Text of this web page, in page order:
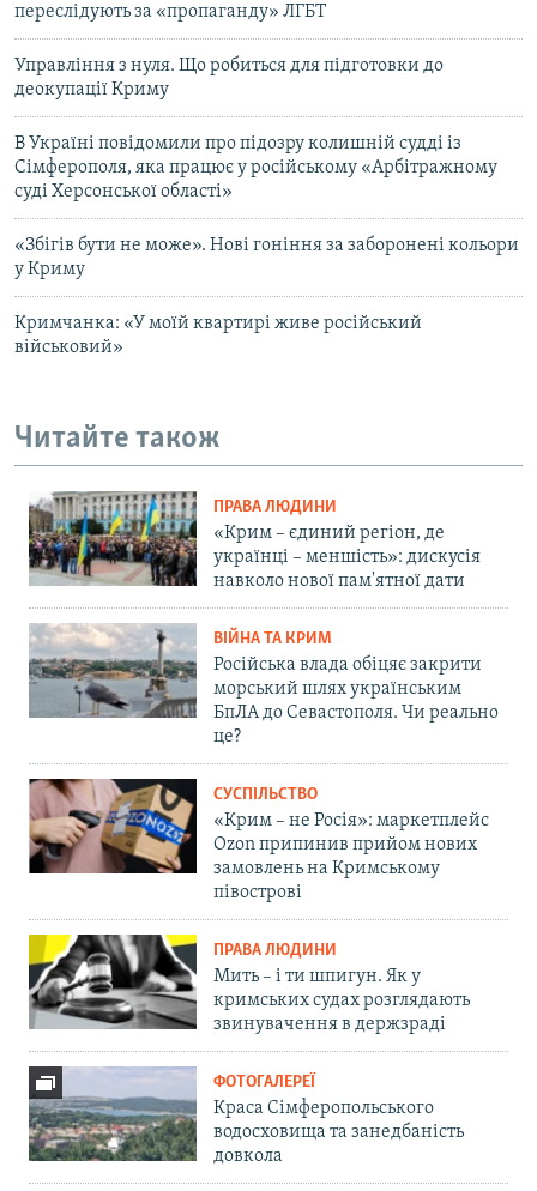
переслідують за «пропаганду» ЛГБТ
Управління з нуля. Що робиться для підготовки до
деокупації Криму
В Україні повідомили про підозру колишній судді із
Сімферополя, яка працює у російському «Арбітражному
суді Херсонської області»
«Збігів бути не може». Нові гоніння за заборонені кольори
у Криму
Кримчанка: «У моїй квартирі живе російський
військовий»
Читайте також
ПРАВА ЛЮДИНИ
«Крим – єдиний регіон, де
українці – меншість»: дискусія
навколо нової пам'ятної дати
ВІЙНА ТА КРИМ
Російська влада обіцяє закрити
морський шлях українським
БпЛА до Севастополя. Чи реально
це?
СУСПІЛЬСТВО
«Крим – не Росія»: маркетплейс
Ozon припинив прийом нових
замовлень на Кримському
півострові
ПРАВА ЛЮДИНИ
Мить – і ти шпигун. Як у
кримських судах розглядають
звинувачення в держзраді
ФОТОГАЛЕРЕЇ
Краса Сімферопольського
водосховища та занедбаність
довкола